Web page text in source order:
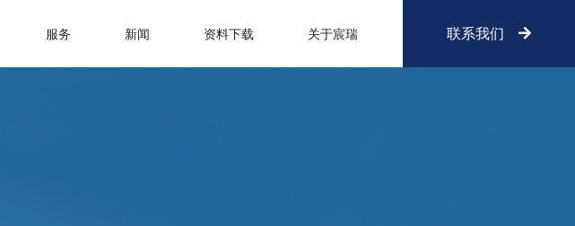
服务 新闻 资料下载 关于宸瑞 联系我们